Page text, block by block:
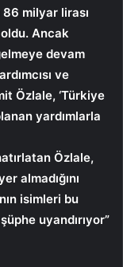
86 milyar lirası
Ancak
devam
ve
Özlale, ‘Türkiye
yardımlarla
Özlale,
almadığını
isimleri bu
uyandırıyor”